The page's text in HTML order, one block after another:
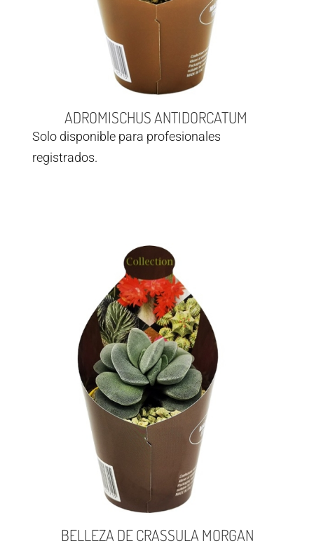
ADROMISCHUS ANTIDORCATUM
Solo disponible para profesionales
registrados.
BELLEZA DE CRASSULA MORGAN